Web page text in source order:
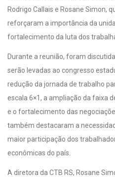
Rodrigo Callais e Rosane Simon,
reforçaram a importância da
fortalecimento da luta dos
Durante a reunião, foram
serão levadas ao congresso
redução da jornada de trabalho
escala 6×1, a ampliação da faixa
e o fortalecimento das
também destacaram a
maior participação dos
econômicas do país.
A diretora da CTB RS, Rosane